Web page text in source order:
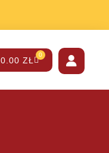
0.00ZŁ
0